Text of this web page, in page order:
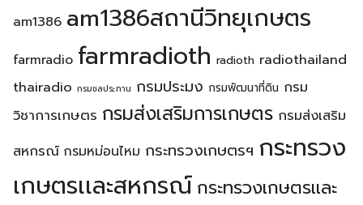
for:
am1386 am1386สถานีวิทยุเกษตร
farmradio farmradioth radioth radiothailand
thairadio กรมชลประทาน กรมประมง กรมพัฒนาที่ดิน กรม
วิชาการเกษตร กรมส่งเสริมการเกษตร กรมส่งเสริม
สหกรณ์ กรมหม่อนไหม กระทรวงเกษตรฯ กระทรวง
เกษตรเเละสหกรณ์ กระทรวงเกษตรเเละ